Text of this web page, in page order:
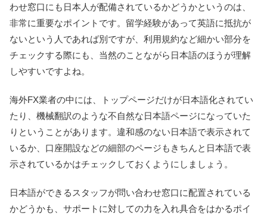
わせ窓口にも日本人が配備されているかどうかというのは、
非常に重要なポイントです。留学経験があって英語に抵抗が
ないという人であれば別ですが、利用規約など細かい部分を
チェックする際にも、当然のことながら日本語のほうが理解
しやすいですよね。
海外FX業者の中には、トップページだけが日本語化されてい
たり、機械翻訳のような不自然な日本語ページになっていた
りということがあります。違和感のない日本語で表示されて
いるか、口座開設などの細部のページもきちんと日本語で表
示されているかはチェックしておくようにしましょう。
日本語ができるスタッフが問い合わせ窓口に配置されている
かどうかも、サポートに対しての力を入れ具合をはかるポイ